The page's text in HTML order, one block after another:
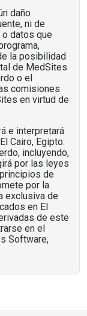
daño
ni de
datos que
la posibilidad
de MedSites
o el
comisiones
en virtud de
e interpretará
Cairo, Egipto.
incluyendo,
por las leyes
de
por la
exclusiva de
en El
de este
en el
Software,